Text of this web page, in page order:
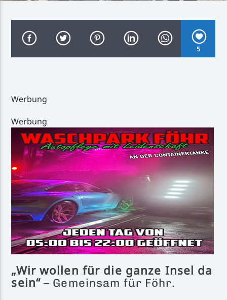
5
Werbung
Werbung
„Wir wollen für die ganze Insel da
sein“ – Gemeinsam für Föhr.